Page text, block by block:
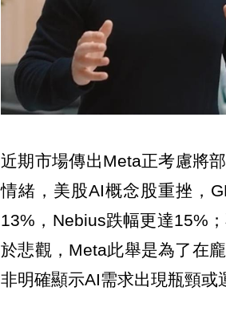
近期市場傳出Meta正考慮將
情緒，美股AI概念股重挫，
13%，Nebius跌幅更達15%
於悲觀，Meta此舉是為了在
非明確顯示AI需求出現瓶頸或